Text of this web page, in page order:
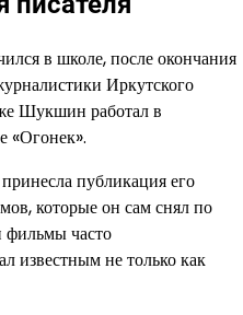
в школе, после окончания
Иркутского
Шукшин работал в
«Огонек».
публикация его
которые он сам снял по
фильмы часто
известным не только как